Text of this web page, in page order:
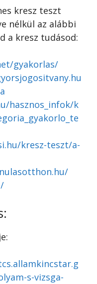
kresz teszt
nélkül az alábbi
a kresz tudásod:
gyakorlas/
hasznos_infok/k
kresz-teszt/a-
s-vizsga-